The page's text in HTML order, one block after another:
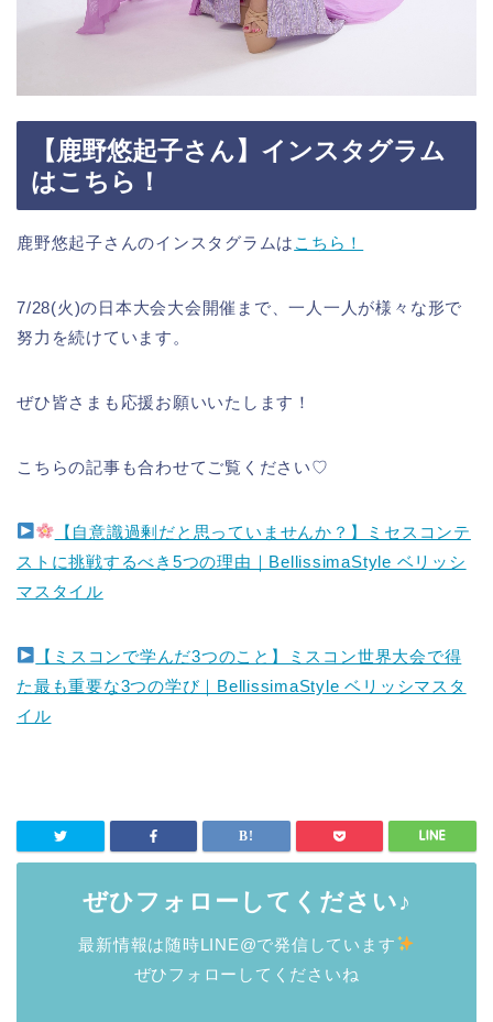
【鹿野悠起子さん】インスタグラム
はこちら！
鹿野悠起子さんのインスタグラムは こちら！
7/28(火)の日本大会大会開催まで、一人一人が様々な形で
努力を続けています。
ぜひ皆さまも応援お願いいたします！
こちらの記事も合わせてご覧ください♡
【自意識過剰だと思っていませんか？】ミセスコンテ
ストに挑戦するべき5つの理由｜BellissimaStyle ベリッシ
マスタイル
【ミスコンで学んだ3つのこと】ミスコン世界大会で得
た最も重要な3つの学び｜BellissimaStyle ベリッシマスタ
イル
ぜひフォローしてください♪
最新情報は随時LINE@で発信しています
ぜひフォローしてくださいね